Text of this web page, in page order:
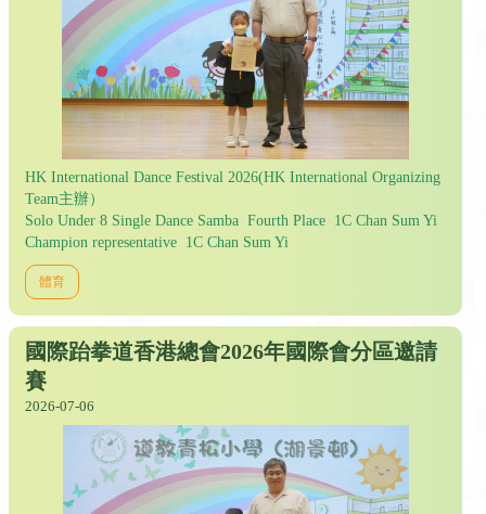
HK International Dance Festival 2026(HK International Organizing
Team主辦）
Solo Under 8 Single Dance Samba Fourth Place 1C Chan Sum Yi
Champion representative 1C Chan Sum Yi
體育
國際跆拳道香港總會2026年國際會分區邀請
賽
2026-07-06